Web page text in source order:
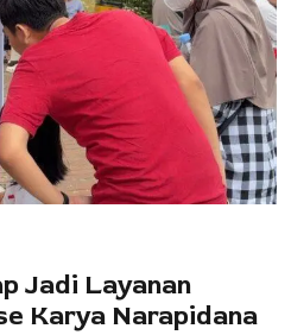
Jadi Layanan
Karya Narapidana